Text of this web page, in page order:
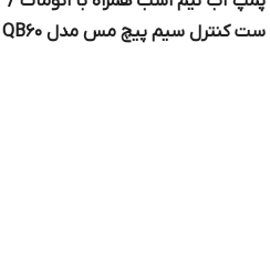
ست کنترل سیم پیچ مس مدل QB60